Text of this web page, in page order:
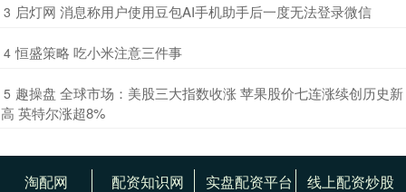
3 ​启灯网 消息称用户使用豆包AI手机助手后一度无法登录微信
4 ​恒盛策略 吃小米注意三件事
5 ​趣操盘 全球市场：美股三大指数收涨 苹果股价七连涨续创历史新
高 英特尔涨超8%
淘配网 配资知识网 实盘配资平台 线上配资炒股